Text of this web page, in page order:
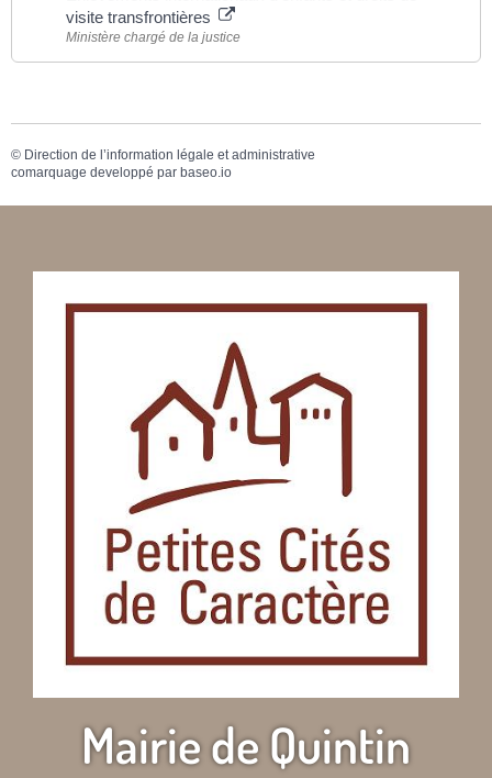
visite transfrontières
Ministère chargé de la justice
© Direction de l’information légale et administrative
comarquage developpé par baseo.io
Mairie de Quintin